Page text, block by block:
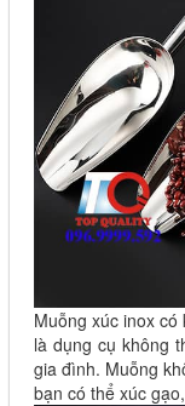
Muỗng xúc inox
là dụng cụ không
gia đình. Muỗng
bạn có thể xúc